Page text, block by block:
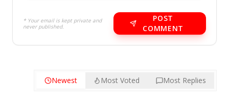
* Your email is kept private and
never published.
POST
COMMENT
Newest Most Voted Most Replies